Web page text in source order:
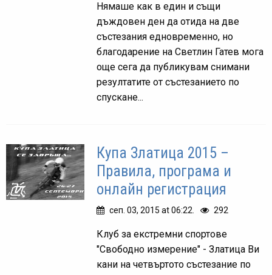
Нямаше как в един и същи
дъждовен ден да отида на две
състезания едновременно, но
благодарение на Светлин Гатев мога
още сега да публикувам снимани
резултатите от състезанието по
спускане...
Купа Златица 2015 –
Правила, програма и
онлайн регистрация
сеп. 03, 2015 at 06:22. 292
Клуб за екстремни спортове
"Свободно измерение" - Златица Ви
кани на четвъртото състезание по